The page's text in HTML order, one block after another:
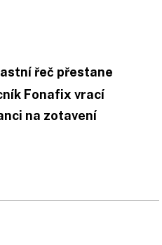
řeč přestane
Fonafix vrací
na zotavení